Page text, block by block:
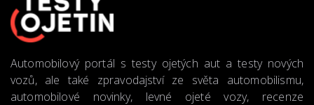
Automobilový portál s testy ojetých aut a testy nových
vozů, ale také zpravodajství ze světa automobilismu,
automobilové novinky, levné ojeté vozy, recenze